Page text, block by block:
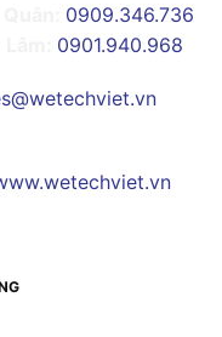
0909.346.736
0901.940.968